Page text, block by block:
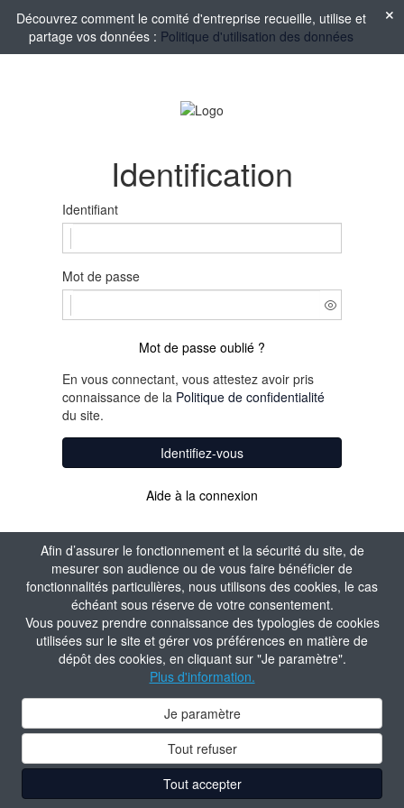
Afin d’assurer le fonctionnement et la sécurité du site, de
mesurer son audience ou de vous faire bénéficier de
fonctionnalités particulières, nous utilisons des cookies, le cas
échéant sous réserve de votre consentement.
Vous pouvez prendre connaissance des typologies de cookies
utilisées sur le site et gérer vos préférences en matière de
dépôt des cookies, en cliquant sur "Je paramètre".
Plus d'information.
Je paramètre
Tout refuser
Tout accepter
Découvrez comment le comité d'entreprise recueille, utilise et
partage vos données : Politique d'utilisation des données
Identification
Identifiant
Mot de passe
Mot de passe oublié ?
En vous connectant, vous attestez avoir pris
connaissance de la Politique de confidentialité
du site.
Identifiez-vous
Aide à la connexion